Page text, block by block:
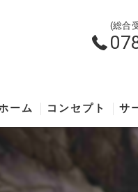
(総合
ーム コンセプト サ